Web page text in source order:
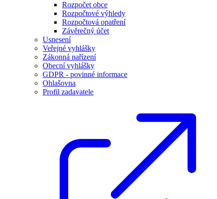
Rozpočet obce
Rozpočtové výhledy
Rozpočtová opatření
Závěrečný účet
Usnesení
Veřejné vyhlášky
Zákonná nařízení
Obecní vyhlášky
GDPR - povinné informace
Ohlašovna
Profil zadavatele